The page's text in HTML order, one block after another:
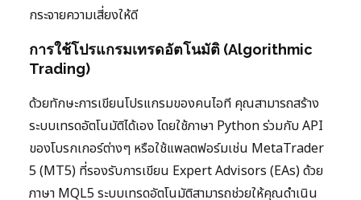
กระจายความเสี่ยงให้ดี
การใช้โปรแกรมเทรดอัตโนมัติ (Algorithmic
Trading)
ด้วยทักษะการเขียนโปรแกรมของคนไอที คุณสามารถสร้าง
ระบบเทรดอัตโนมัติได้เอง โดยใช้ภาษา Python ร่วมกับ API
ของโบรกเกอร์ต่างๆ หรือใช้แพลตฟอร์มเช่น MetaTrader
5 (MT5) ที่รองรับการเขียน Expert Advisors (EAs) ด้วย
ภาษา MQL5 ระบบเทรดอัตโนมัติสามารถช่วยให้คุณดำเนิน